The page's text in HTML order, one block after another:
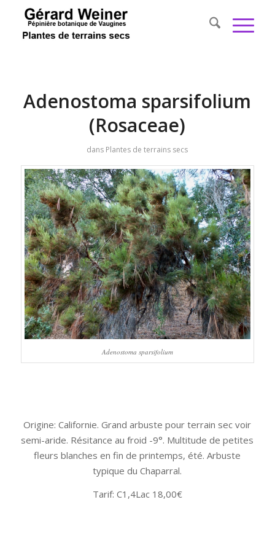
Adenostoma sparsifolium
(Rosaceae)
dans Plantes de terrains secs
Adenostoma sparsifolium
Origine: Californie. Grand arbuste pour terrain sec voir
semi-aride. Résitance au froid -9°. Multitude de petites
fleurs blanches en fin de printemps, été. Arbuste
typique du Chaparral.
Tarif: C1,4Lac 18,00€